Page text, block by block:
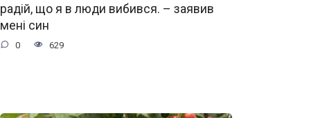
радій, що я в люди вибився. – заявив
мені син
0 629